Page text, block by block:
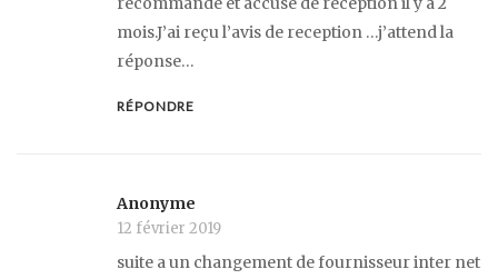
mois.J’ai reçu l’avis de reception …j’attend la
réponse…
RÉPONDRE
Anonyme
12 février 2019
suite a un changement de fournisseur inter net